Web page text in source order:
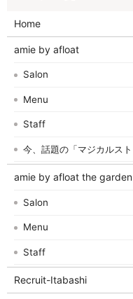
Home
amie by afloat
Salon
Menu
Staff
今、話題の「マジカルス
amie by afloat the garden
Salon
Menu
Staff
Recruit-Itabashi